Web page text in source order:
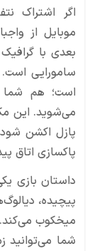
اگر اشتراک
موبایل از
بعدی با
سامورایی
است؛ هم
می‌شوید. این
پازل اکشن شود
پاکسازی اتاق
داستان بازی
پیچیده،
میخکوب می‌کند.
شما می‌توانید